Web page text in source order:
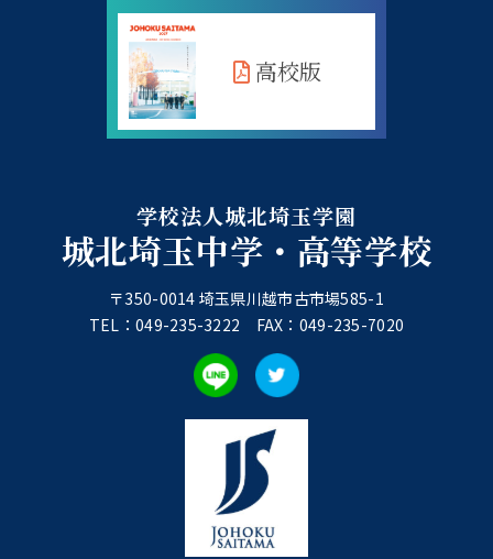
学校法人城北埼玉学園
城北埼玉中学・高等学校
〒350-0014 埼玉県川越市古市場585-1
TEL：049-235-3222 FAX：049-235-7020
高校版